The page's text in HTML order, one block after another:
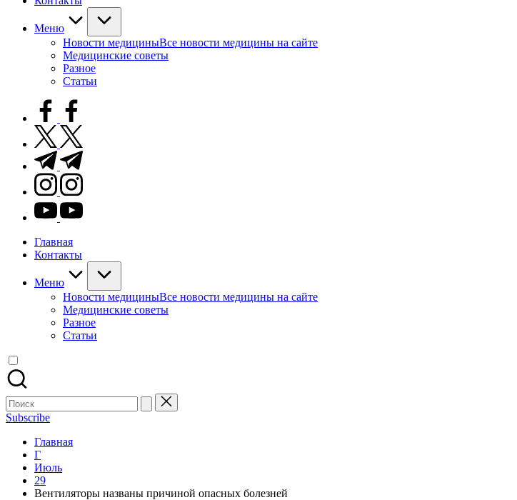
Меню
Новости медициныВсе новости медицины на сайте
Медицинские советы
Разное
Статьи
facebook.com
twitter.com
t.me
instagram.com
youtube.com
Главная
Контакты
Меню
Новости медициныВсе новости медицины на сайте
Медицинские советы
Разное
Статьи
Поиск
для:
Subscribe
Главная
Г
Июль
29
Вентиляторы названы причиной опасных болезней